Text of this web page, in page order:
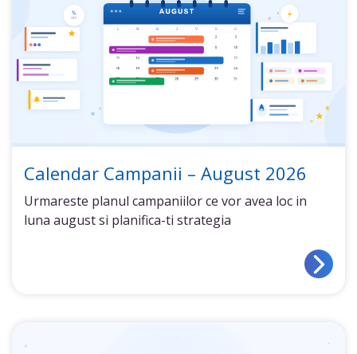
Calendar Campanii – August 2026
Urmareste planul campaniilor ce vor avea loc in
luna august si planifica-ti strategia